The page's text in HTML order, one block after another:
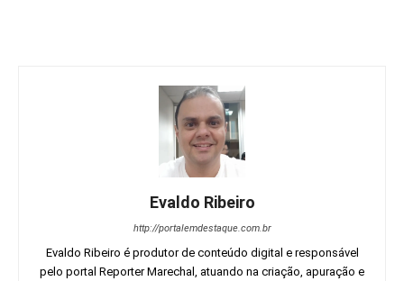
Evaldo Ribeiro
http://portalemdestaque.com.br
Evaldo Ribeiro é produtor de conteúdo digital e responsável
pelo portal Reporter Marechal, atuando na criação, apuração e